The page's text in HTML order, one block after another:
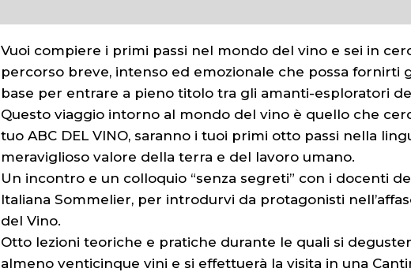
Vuoi compiere i primi passi nel mondo del vino e sei in
percorso breve, intenso ed emozionale che possa fornirti
base per entrare a pieno titolo tra gli amanti-esploratori
Questo viaggio intorno al mondo del vino è quello che
tuo ABC DEL VINO, saranno i tuoi primi otto passi nella
meraviglioso valore della terra e del lavoro umano.
Un incontro e un colloquio “senza segreti” con i docenti
Italiana Sommelier, per introdurvi da protagonisti
del Vino.
Otto lezioni teoriche e pratiche durante le quali si
almeno venticinque vini e si effettuerà la visita in una